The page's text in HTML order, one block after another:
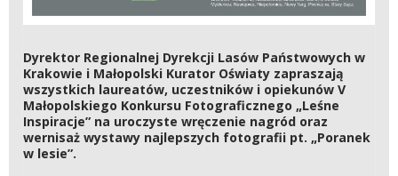
Dyrektor Regionalnej Dyrekcji Lasów Państwowych w
Krakowie i Małopolski Kurator Oświaty zapraszają
wszystkich laureatów, uczestników i opiekunów V
Małopolskiego Konkursu Fotograficznego „Leśne
Inspiracje” na uroczyste wręczenie nagród oraz
wernisaż wystawy najlepszych fotografii pt. „Poranek
w lesie”.